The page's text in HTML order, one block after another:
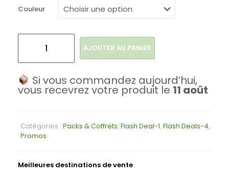
Couleur
AJOUTER AU PANIER
Si vous commandez aujourd’hui,
vous recevrez votre produit le 11 août
Catégories : Packs & Coffrets, Flash Deal-1, Flash Deals-4,
Promos
Meilleures destinations de vente